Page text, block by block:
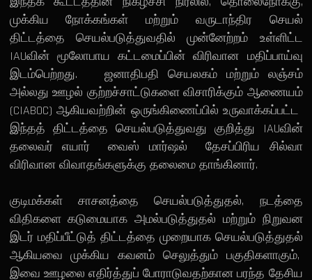
முக்கிய நோக்கங்கள் மற்றும் வருடாந்திர செயல்
திட்டத்தை செயல்படுத்துவதில் முன்னேற்றம் உள்ளிட்ட
IAUவின் மூலோபாய கட்டமைப்பின் விரிவான மதிப்பாய்வு
இடம்பெற்றது. ஜனாதிபதி செயலகம் மற்றும் லஞ்சம்
அல்லது ஊழல் குற்றச்சாட்டுகளை விசாரிக்கும் ஆணையம்
(CIABOC) ஆகியவற்றின் ஒருங்கிணைப்பில் உருவாக்கப்பட்ட
இந்தத் திட்டத்தை செயல்படுத்துவது குறித்து IAUவின்
தலைவர் எயார் வைஸ் மார்ஷல் தேசப்பிரிய சில்வா
விரிவான விவாதங்களுக்கு தலைமை தாங்கினார்.
குடிமக்கள் சாசனத்தை செயல்படுத்துதல், நடத்தை
விதிகளை கடுமையாக அமல்படுத்துதல் மற்றும் நிறுவன
இடர் மதிப்பீட்டுத் திட்டத்தை முறையாக செயல்படுத்துதல்
ஆகியவை முக்கிய கவனம் செலுத்தும் பகுதிகளாகும்,
இவை ஊழலை எதிர்த்துப் போராடுவதற்கான பரந்த தேசிய